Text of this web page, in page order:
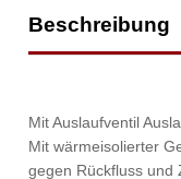
Beschreibung
Mit Auslaufventil
Mit wärmeisolierter
gegen Rückfluss und